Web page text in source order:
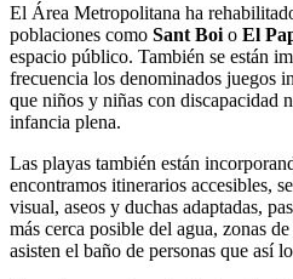
El Área Metropolitana ha
poblaciones como Sant Boi o El
espacio público. También se están
frecuencia los denominados juegos
que niños y niñas con discapacidad
infancia plena.
Las playas también están
encontramos itinerarios accesibles,
visual, aseos y duchas adaptadas,
más cerca posible del agua, zonas
asisten el baño de personas que así